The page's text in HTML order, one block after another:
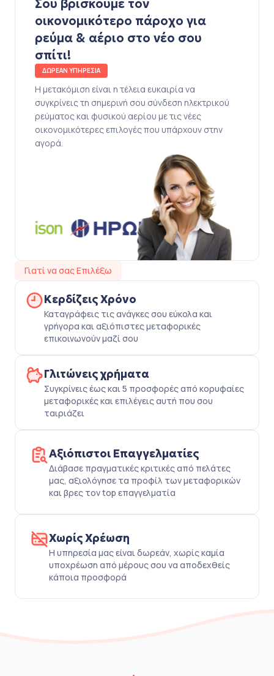
Σου βρίσκουμε τον
οικονομικότερο πάροχο για
ρεύμα & αέριο στο νέο σου
σπίτι!
ΔΩΡΕΑΝ ΥΠΗΡΕΣΙΑ
Η μετακόμιση είναι η τέλεια ευκαιρία να
συγκρίνεις τη σημερινή σου σύνδεση ηλεκτρικού
ρεύματος και φυσικού αερίου με τις νέες
οικονομικότερες επιλογές που υπάρχουν στην
αγορά.
Γιατί να σας Επιλέξω
Κερδίζεις Χρόνο
Καταγράφεις τις ανάγκες σου εύκολα και
γρήγορα και αξιόπιστες μεταφορικές
επικοινωνούν μαζί σου
Γλιτώνεις χρήματα
Συγκρίνεις έως και 5 προσφορές από κορυφαίες
μεταφορικές και επιλέγεις αυτή που σου
ταιριάζει
Αξιόπιστοι Επαγγελματίες
Διάβασε πραγματικές κριτικές από πελάτες
μας, αξιολόγησε τα προφίλ των μεταφορικών
και βρες τον top επαγγελματία
Χωρίς Χρέωση
Η υπηρεσία μας είναι δωρεάν, χωρίς καμία
υποχρέωση από μέρους σου να αποδεχθείς
κάποια προσφορά